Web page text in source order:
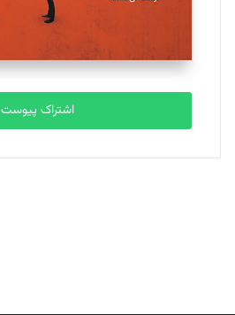
مصطفی مسجدی آرانی
تحریریه
بابک نقاش
تحریریه
اشتراک پیوست